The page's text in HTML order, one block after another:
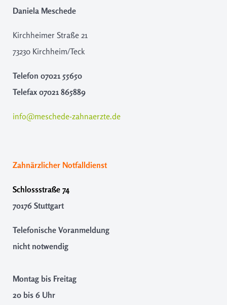
Daniela Meschede
Kirchheimer Straße 21
73230 Kirchheim/Teck
Telefon 07021 55650
Telefax 07021 865889
info@meschede-zahnaerzte.de
Zahnärzlicher Notfalldienst
Schlossstraße 74
70176 Stuttgart
Telefonische Voranmeldung
nicht notwendig
Montag bis Freitag
20 bis 6 Uhr